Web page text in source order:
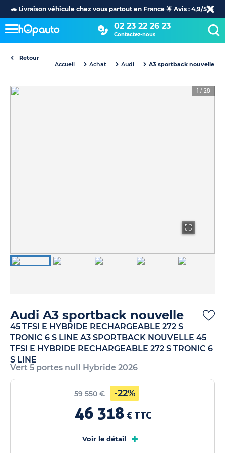
🚗 Livraison véhicule chez vous partout en France 🌟 Avis : 4,9/5 🌟
02 23 22 26 23
Contactez-nous
Retour
Accueil
Achat Audi A3 sportback nouvelle
1 / 28
Audi A3 sportback nouvelle
45 TFSI E HYBRIDE RECHARGEABLE 272 S
TRONIC 6 S LINE A3 SPORTBACK NOUVELLE 45
TFSI E HYBRIDE RECHARGEABLE 272 S TRONIC 6
S LINE
Vert 5 portes null Hybride 2026
59 550 € -22%
46 318 € TTC
Voir le détail +